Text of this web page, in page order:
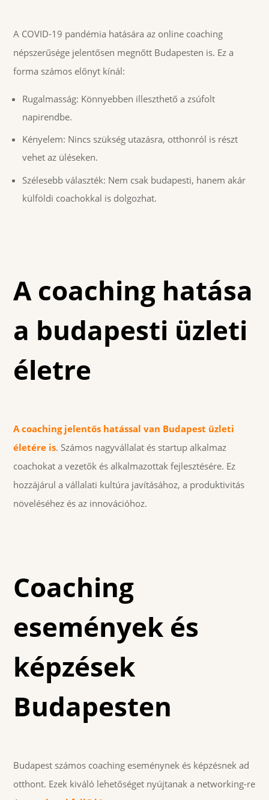
A COVID-19 pandémia hatására az online coaching
népszerűsége jelentősen megnőtt Budapesten is. Ez a
forma számos előnyt kínál:
Rugalmasság: Könnyebben illeszthető a zsúfolt
napirendbe.
Kényelem: Nincs szükség utazásra, otthonról is részt
vehet az üléseken.
Szélesebb választék: Nem csak budapesti, hanem akár
külföldi coachokkal is dolgozhat.
A coaching hatása
a budapesti üzleti
életre
A coaching jelentős hatással van Budapest üzleti
életére is. Számos nagyvállalat és startup alkalmaz
coachokat a vezetők és alkalmazottak fejlesztésére. Ez
hozzájárul a vállalati kultúra javításához, a produktivitás
növeléséhez és az innovációhoz.
Coaching
események és
képzések
Budapesten
Budapest számos coaching eseménynek és képzésnek ad
otthont. Ezek kiváló lehetőséget nyújtanak a networking-re